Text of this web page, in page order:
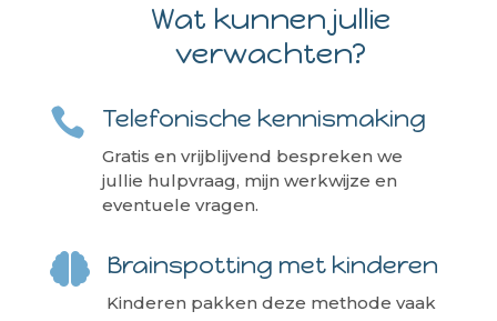
Wat kunnen jullie
verwachten?

Telefonische kennismaking
Gratis en vrijblijvend bespreken we
jullie hulpvraag, mijn werkwijze en
eventuele vragen.
 Brainspotting met kinderen
Kinderen pakken deze methode vaak